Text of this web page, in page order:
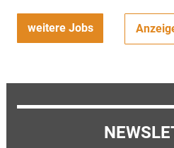
weitere Jobs